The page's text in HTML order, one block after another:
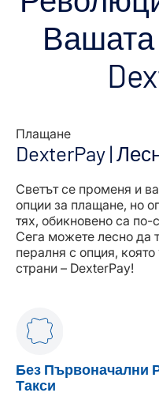
Плащане
DexterPay |
Светът се променя и
опции за плащане, но
тях, обикновено са
Сега можете лесно да
пералня с опция,
страни – DexterPay!
Без Първоначални
Такси